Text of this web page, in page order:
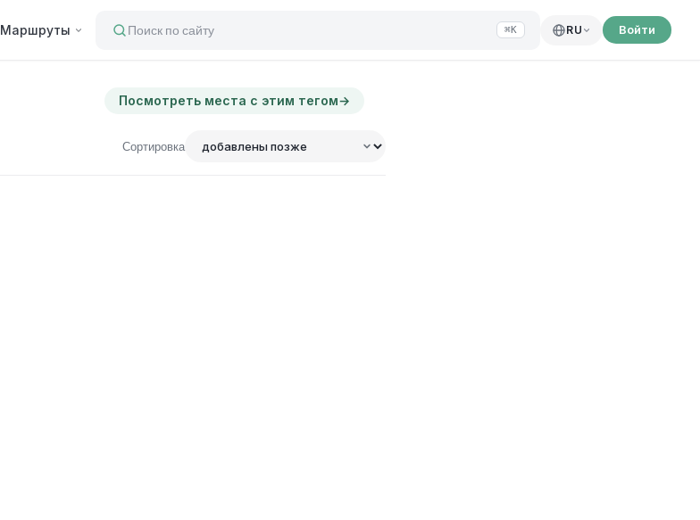
Маршруты Поиск по сайту ⌘K RU Войти
Посмотреть места с этим тегом→
Сортировка